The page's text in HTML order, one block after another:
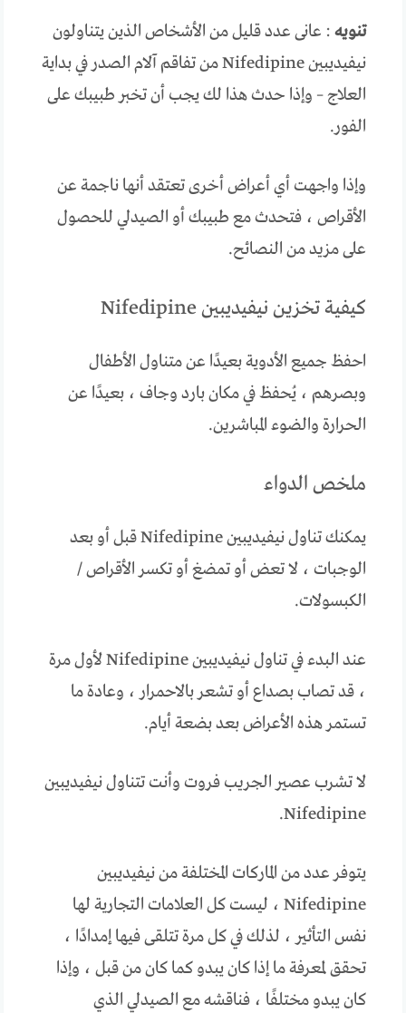
تنويه : عانى عدد قليل من الأشخاص الذين يتناولون
نيفيديبين Nifedipine من تفاقم آلام الصدر في بداية
العلاج – وإذا حدث هذا لك يجب أن تخبر طبيبك على
الفور.
وإذا واجهت أي أعراض أخرى تعتقد أنها ناجمة عن
الأقراص ، فتحدث مع طبيبك أو الصيدلي للحصول
على مزيد من النصائح.
كيفية تخزين نيفيديبين Nifedipine
احفظ جميع الأدوية بعيدًا عن متناول الأطفال
وبصرهم ، يُحفظ في مكان بارد وجاف ، بعيدًا عن
الحرارة والضوء المباشرين.
ملخص الدواء
يمكنك تناول نيفيديبين Nifedipine قبل أو بعد
الوجبات ، لا تعض أو تمضغ أو تكسر الأقراص /
الكبسولات.
عند البدء في تناول نيفيديبين Nifedipine لأول مرة
، قد تصاب بصداع أو تشعر بالاحمرار ، وعادة ما
تستمر هذه الأعراض بعد بضعة أيام.
لا تشرب عصير الجريب فروت وأنت تتناول نيفيديبين
Nifedipine.
يتوفر عدد من الماركات المختلفة من نيفيديبين
Nifedipine ، ليست كل العلامات التجارية لها
نفس التأثير ، لذلك في كل مرة تتلقى فيها إمدادًا ،
تحقق لمعرفة ما إذا كان يبدو كما كان من قبل ، وإذا
كان يبدو مختلفًا ، فناقشه مع الصيدلي الذي